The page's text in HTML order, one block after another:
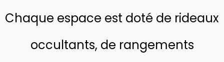
Chaque espace est doté de rideaux
occultants, de rangements